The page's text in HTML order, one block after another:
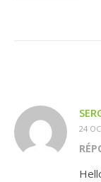
24